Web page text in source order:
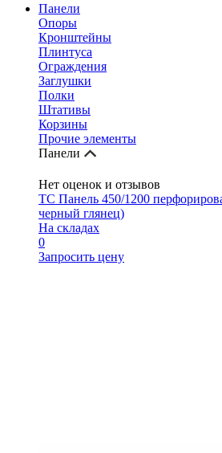
Панели
Опоры
Кронштейны
Плинтуса
Ограждения
Заглушки
Полки
Штативы
Корзины
Прочие элементы
Панели
Нет оценок и отзывов
ТС Панель 450/1200
черный глянец)
На складах
0
Запросить цену